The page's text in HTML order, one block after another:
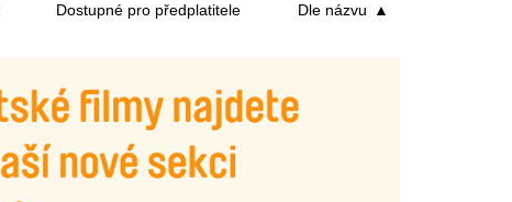
Dostupné pro předplatitele Dle názvu